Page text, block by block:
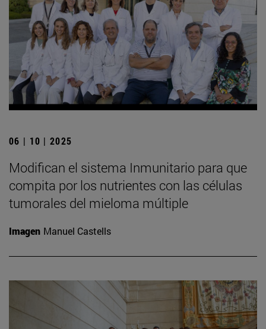
06 | 10 | 2025
Modifican el sistema Inmunitario para que
compita por los nutrientes con las células
tumorales del mieloma múltiple
Imagen Manuel Castells